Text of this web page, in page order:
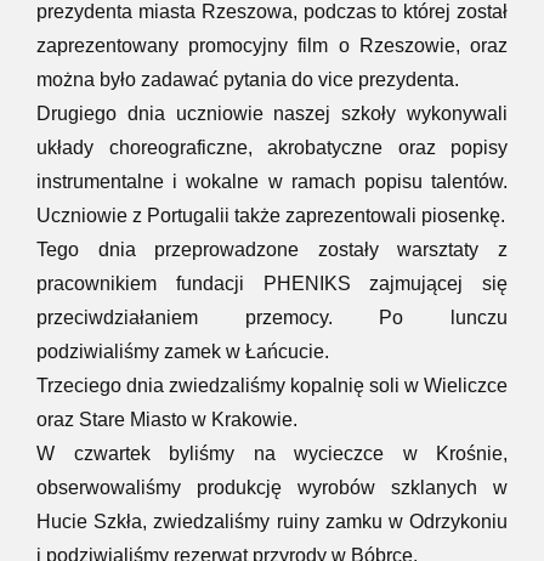
prezydenta miasta Rzeszowa, podczas to której został
zaprezentowany promocyjny film o Rzeszowie, oraz
można było zadawać pytania do vice prezydenta.
Drugiego dnia uczniowie naszej szkoły wykonywali
układy choreograficzne, akrobatyczne oraz popisy
instrumentalne i wokalne w ramach popisu talentów.
Uczniowie z Portugalii także zaprezentowali piosenkę.
Tego dnia przeprowadzone zostały warsztaty z
pracownikiem fundacji PHENIKS zajmującej się
przeciwdziałaniem przemocy. Po lunczu
podziwialiśmy zamek w Łańcucie.
Trzeciego dnia zwiedzaliśmy kopalnię soli w Wieliczce
oraz Stare Miasto w Krakowie.
W czwartek byliśmy na wycieczce w Krośnie,
obserwowaliśmy produkcję wyrobów szklanych w
Hucie Szkła, zwiedzaliśmy ruiny zamku w Odrzykoniu
i podziwialiśmy rezerwat przyrody w Bóbrce.